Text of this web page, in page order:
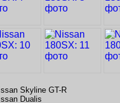
Skyline GT-R
Dualis